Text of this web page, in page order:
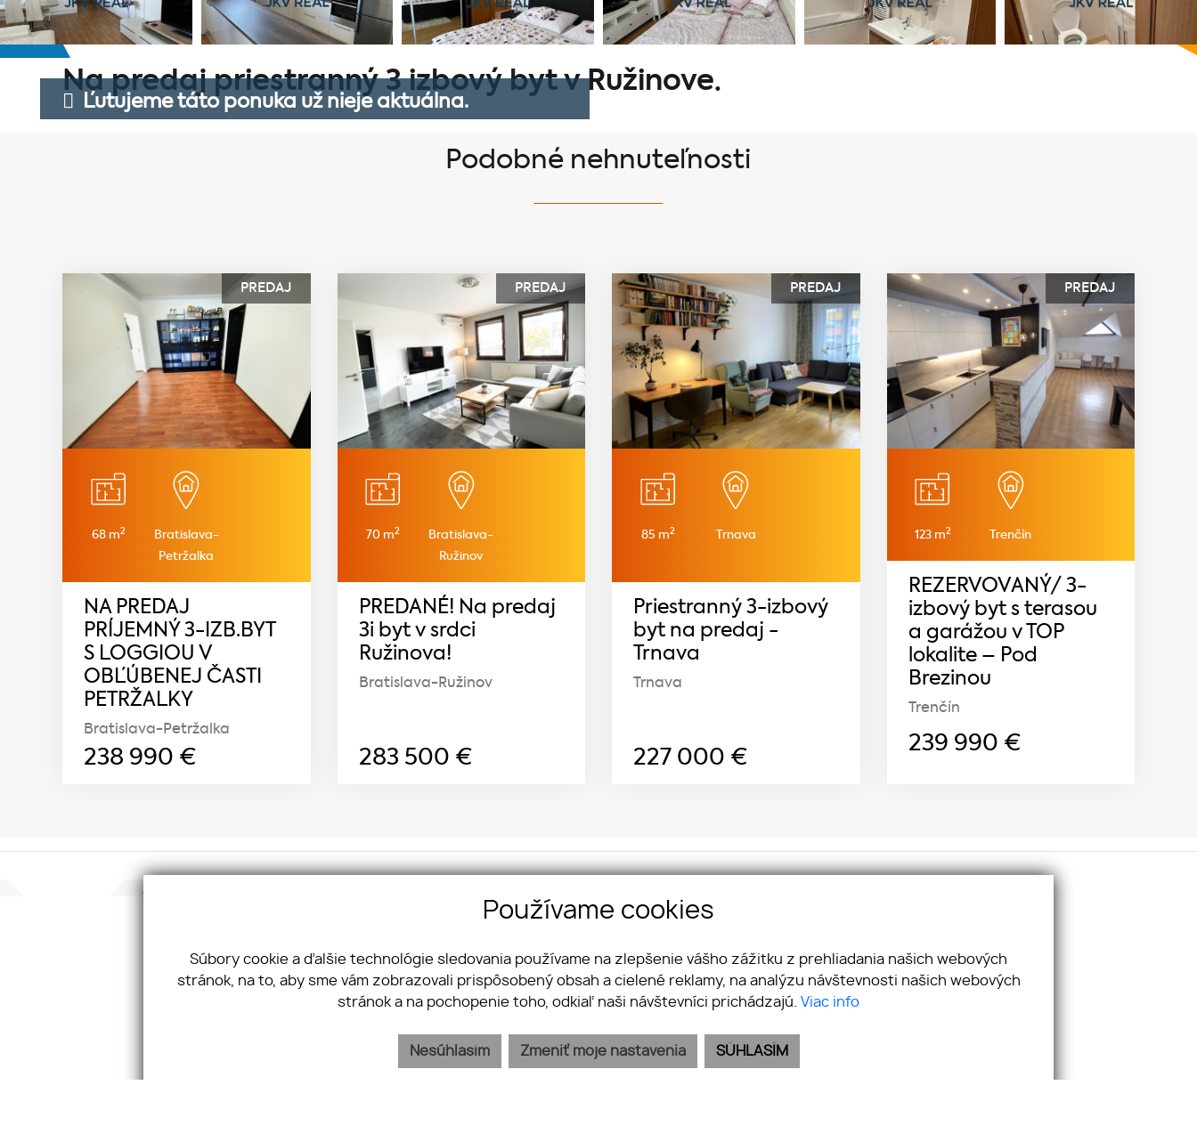
Na predaj priestranný 3 izbový byt v Ružinove.
Ľutujeme táto ponuka už nieje aktuálna.
Podobné nehnuteľnosti
PREDAJ
68 m2
Bratislava-
Petržalka
NA PREDAJ
PRÍJEMNÝ 3-IZB.BYT
S LOGGIOU V
OBĽÚBENEJ ČASTI
PETRŽALKY
Bratislava-Petržalka
238 990 €
PREDAJ
70 m2
Bratislava-
Ružinov
PREDANÉ! Na predaj
3i byt v srdci
Ružinova!
Bratislava-Ružinov
283 500 €
PREDAJ
85 m2 Trnava
Priestranný 3-izbový
byt na predaj -
Trnava
Trnava
227 000 €
PREDAJ
123 m2 Trenčín
REZERVOVANÝ/ 3-
izbový byt s terasou
a garážou v TOP
lokalite – Pod
Brezinou
Trenčín
239 990 €
811 02 Bratislava - mestská časť Staré Mesto
Tel:+421 950 356 356
Instagram
LinkedIn
Používame cookies
Súbory cookie a ďalšie technológie sledovania používame na zlepšenie vášho zážitku z prehliadania našich webových
stránok, na to, aby sme vám zobrazovali prispôsobený obsah a cielené reklamy, na analýzu návštevnosti našich webových
stránok a na pochopenie toho, odkiaľ naši návštevníci prichádzajú. Viac info
SÚHLASÍM
Nesúhlasím Zmeniť moje nastavenia